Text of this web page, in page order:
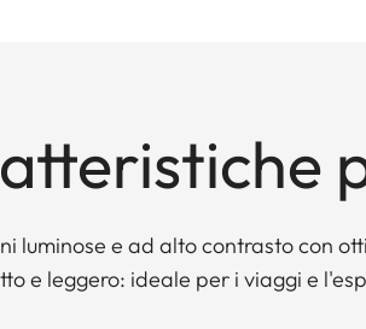
luminose e ad alto contrasto con
e leggero: ideale per i viaggi e